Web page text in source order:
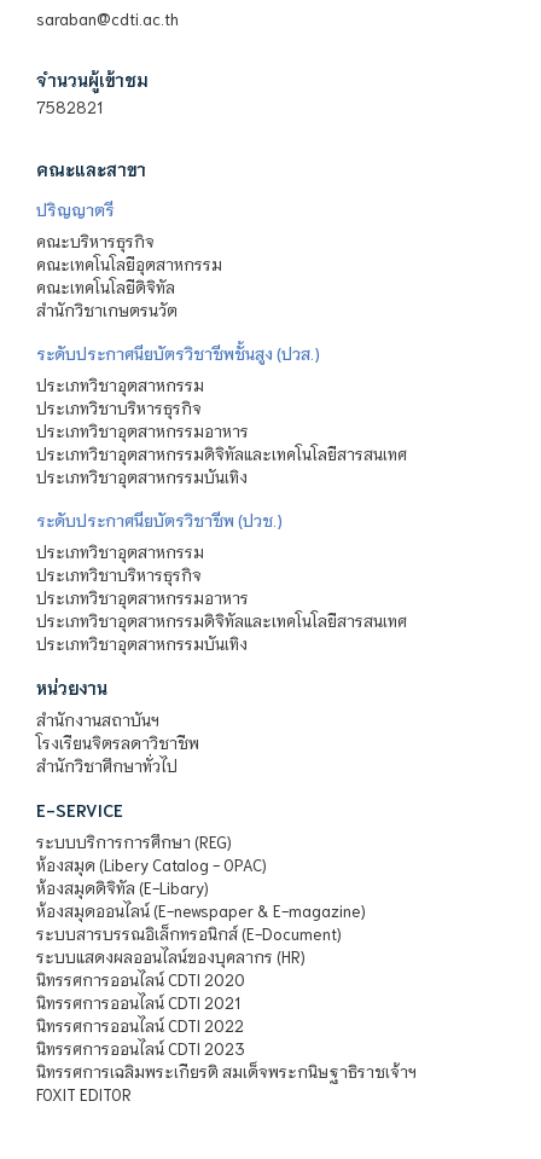
saraban@cdti.ac.th
จำนวนผู้เข้าชม
7582821
คณะและสาขา
ปริญญาตรี
คณะบริหารธุรกิจ
คณะเทคโนโลยีอุตสาหกรรม
คณะเทคโนโลยีดิจิทัล
สำนักวิชาเกษตรนวัต
ระดับประกาศนียบัตรวิชาชีพชั้นสูง (ปวส.)
ประเภทวิชาอุตสาหกรรม
ประเภทวิชาบริหารธุรกิจ
ประเภทวิชาอุตสาหกรรมอาหาร
ประเภทวิชาอุตสาหกรรมดิจิทัลและเทคโนโลยีสารสนเทศ
ประเภทวิชาอุตสาหกรรมบันเทิง
ระดับประกาศนียบัตรวิชาชีพ (ปวช.)
ประเภทวิชาอุตสาหกรรม
ประเภทวิชาบริหารธุรกิจ
ประเภทวิชาอุตสาหกรรมอาหาร
ประเภทวิชาอุตสาหกรรมดิจิทัลและเทคโนโลยีสารสนเทศ
ประเภทวิชาอุตสาหกรรมบันเทิง
หน่วยงาน
สำนักงานสถาบันฯ
โรงเรียนจิตรลดาวิชาชีพ
สำนักวิชาศึกษาทั่วไป
E-SERVICE
ระบบบริการการศึกษา (REG)
ห้องสมุด (Libery Catalog - OPAC)
ห้องสมุดดิจิทัล (E-Libary)
ห้องสมุดออนไลน์ (E-newspaper & E-magazine)
ระบบสารบรรณอิเล็กทรอนิกส์ (E-Document)
ระบบแสดงผลออนไลน์ของบุคลากร (HR)
นิทรรศการออนไลน์ CDTI 2020
นิทรรศการออนไลน์ CDTI 2021
นิทรรศการออนไลน์ CDTI 2022
นิทรรศการออนไลน์ CDTI 2023
นิทรรศการเฉลิมพระเกียรติ สมเด็จพระกนิษฐาธิราชเจ้าฯ
FOXIT EDITOR